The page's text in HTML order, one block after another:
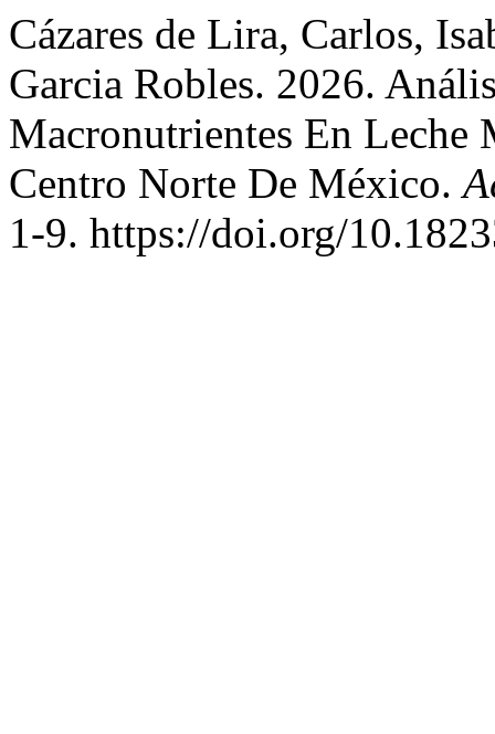
Cázares de Lira, Carlos,
Garcia Robles. 2026.
Macronutrientes En Leche
Centro Norte De México.
1-9. https://doi.org/